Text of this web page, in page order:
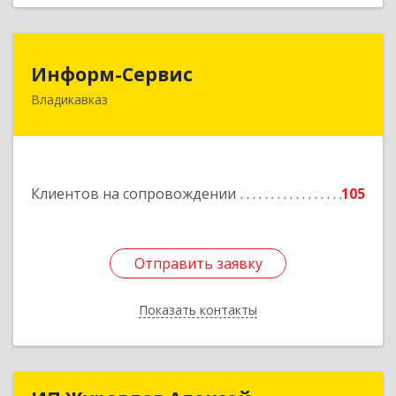
Информ-Сервис
Владикавказ
Клиентов на сопровождении 105
Отправить заявку
Показать контакты
362020, Северная Осетия - Алания Респ,
Отправить заявку
Назад